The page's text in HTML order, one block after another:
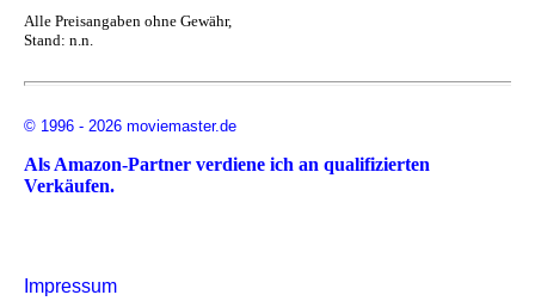
Alle Preisangaben ohne Gewähr,
Stand: n.n.
© 1996 - 2026 moviemaster.de
Als Amazon-Partner verdiene ich an qualifizierten
Verkäufen.
Impressum